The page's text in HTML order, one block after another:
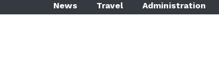
News Travel Administration